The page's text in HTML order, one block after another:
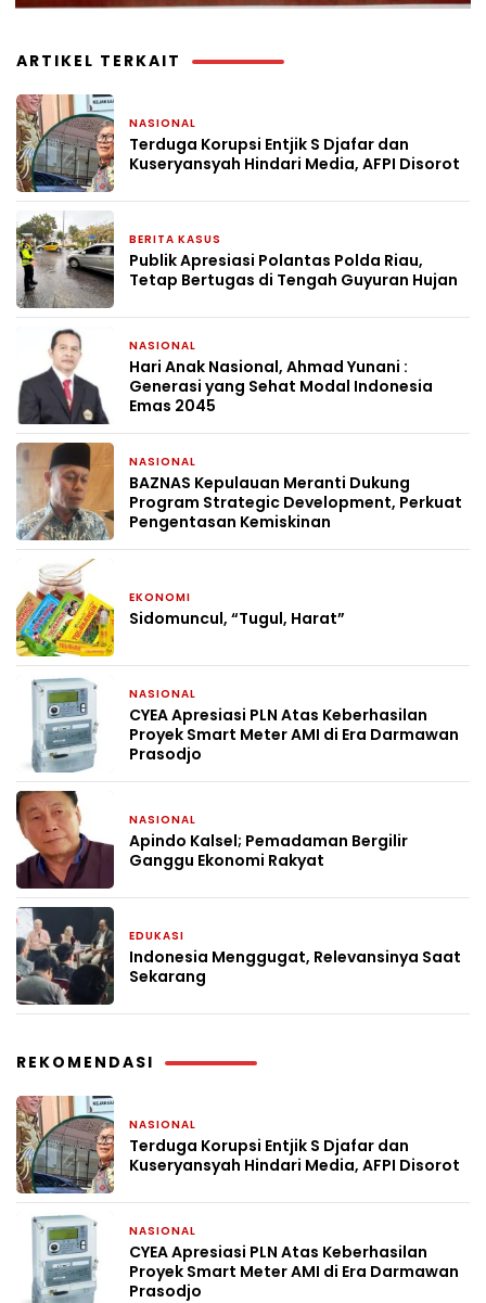
ARTIKEL TERKAIT
NASIONAL
Terduga Korupsi Entjik S Djafar dan
Kuseryansyah Hindari Media, AFPI Disorot
BERITA KASUS
Publik Apresiasi Polantas Polda Riau,
Tetap Bertugas di Tengah Guyuran Hujan
NASIONAL
Hari Anak Nasional, Ahmad Yunani :
Generasi yang Sehat Modal Indonesia
Emas 2045
NASIONAL
BAZNAS Kepulauan Meranti Dukung
Program Strategic Development, Perkuat
Pengentasan Kemiskinan
EKONOMI
Sidomuncul, “Tugul, Harat”
NASIONAL
CYEA Apresiasi PLN Atas Keberhasilan
Proyek Smart Meter AMI di Era Darmawan
Prasodjo
NASIONAL
Apindo Kalsel; Pemadaman Bergilir
Ganggu Ekonomi Rakyat
EDUKASI
Indonesia Menggugat, Relevansinya Saat
Sekarang
REKOMENDASI
NASIONAL
Terduga Korupsi Entjik S Djafar dan
Kuseryansyah Hindari Media, AFPI Disorot
NASIONAL
CYEA Apresiasi PLN Atas Keberhasilan
Proyek Smart Meter AMI di Era Darmawan
Prasodjo